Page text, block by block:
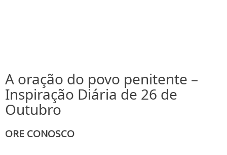
A oração do povo penitente –
Inspiração Diária de 26 de
Outubro
ORE CONOSCO